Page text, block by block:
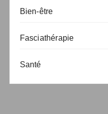
Bien-être
Fasciathérapie
Santé